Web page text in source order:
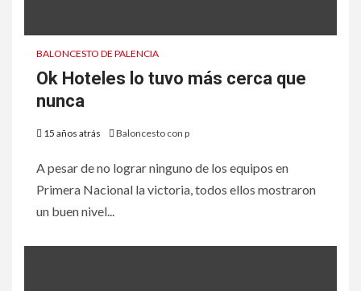
BALONCESTO DE PALENCIA
Ok Hoteles lo tuvo más cerca que
nunca
15 años atrás Baloncesto con p
A pesar de no lograr ninguno de los equipos en
Primera Nacional la victoria, todos ellos mostraron
un buen nivel...